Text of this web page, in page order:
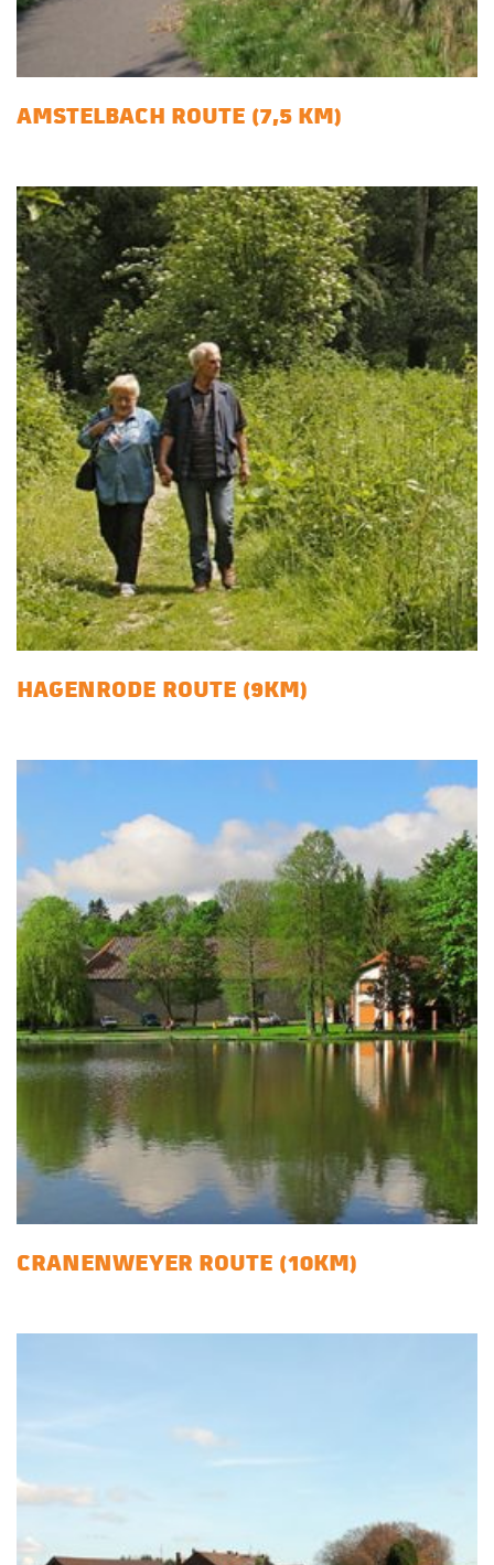
AMSTELBACH ROUTE (7,5 KM)
HAGENRODE ROUTE (9KM)
CRANENWEYER ROUTE (10KM)